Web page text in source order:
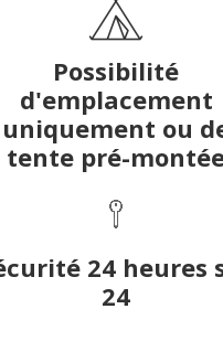
Possibilité
d'emplacement
uniquement ou
tente pré-
24 heures
24